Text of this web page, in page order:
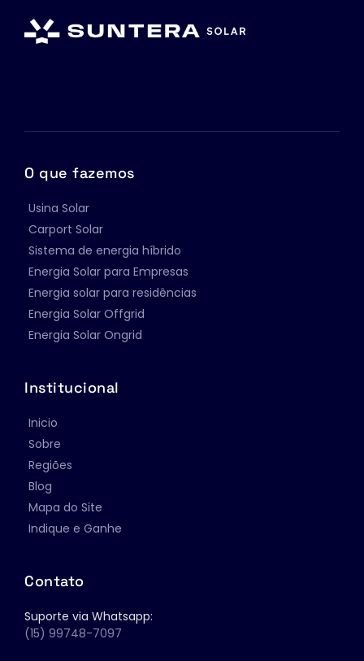
O que fazemos
Usina Solar
Carport Solar
Sistema de energia híbrido
Energia Solar para Empresas
Energia solar para residências
Energia Solar Offgrid
Energia Solar Ongrid
Institucional
Inicio
Sobre
Regiões
Blog
Mapa do Site
Indique e Ganhe
Contato
Suporte via Whatsapp:
(15) 99748-7097